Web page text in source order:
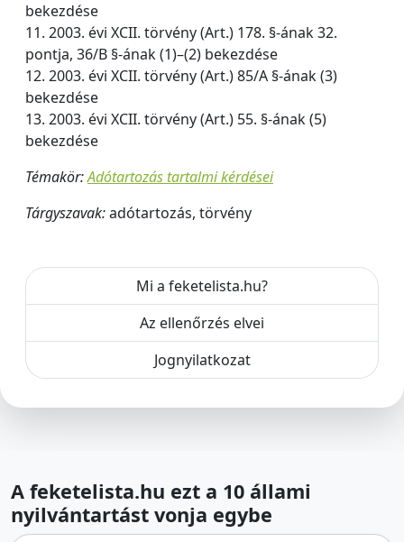
bekezdése
11. 2003. évi XCII. törvény (Art.) 178. §-ának 32.
pontja, 36/B §-ának (1)–(2) bekezdése
12. 2003. évi XCII. törvény (Art.) 85/A §-ának (3)
bekezdése
13. 2003. évi XCII. törvény (Art.) 55. §-ának (5)
bekezdése
Témakör:Adótartozás tartalmi kérdései
Tárgyszavak:adótartozás, törvény
Mi a feketelista.hu?
Az ellenőrzés elvei
Jognyilatkozat
A feketelista.hu ezt a 10 állami
nyilvántartást vonja egybe